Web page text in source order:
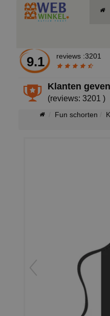
9.1 reviews :3201
Klanten
(reviews: 3201 )
Fun schorten